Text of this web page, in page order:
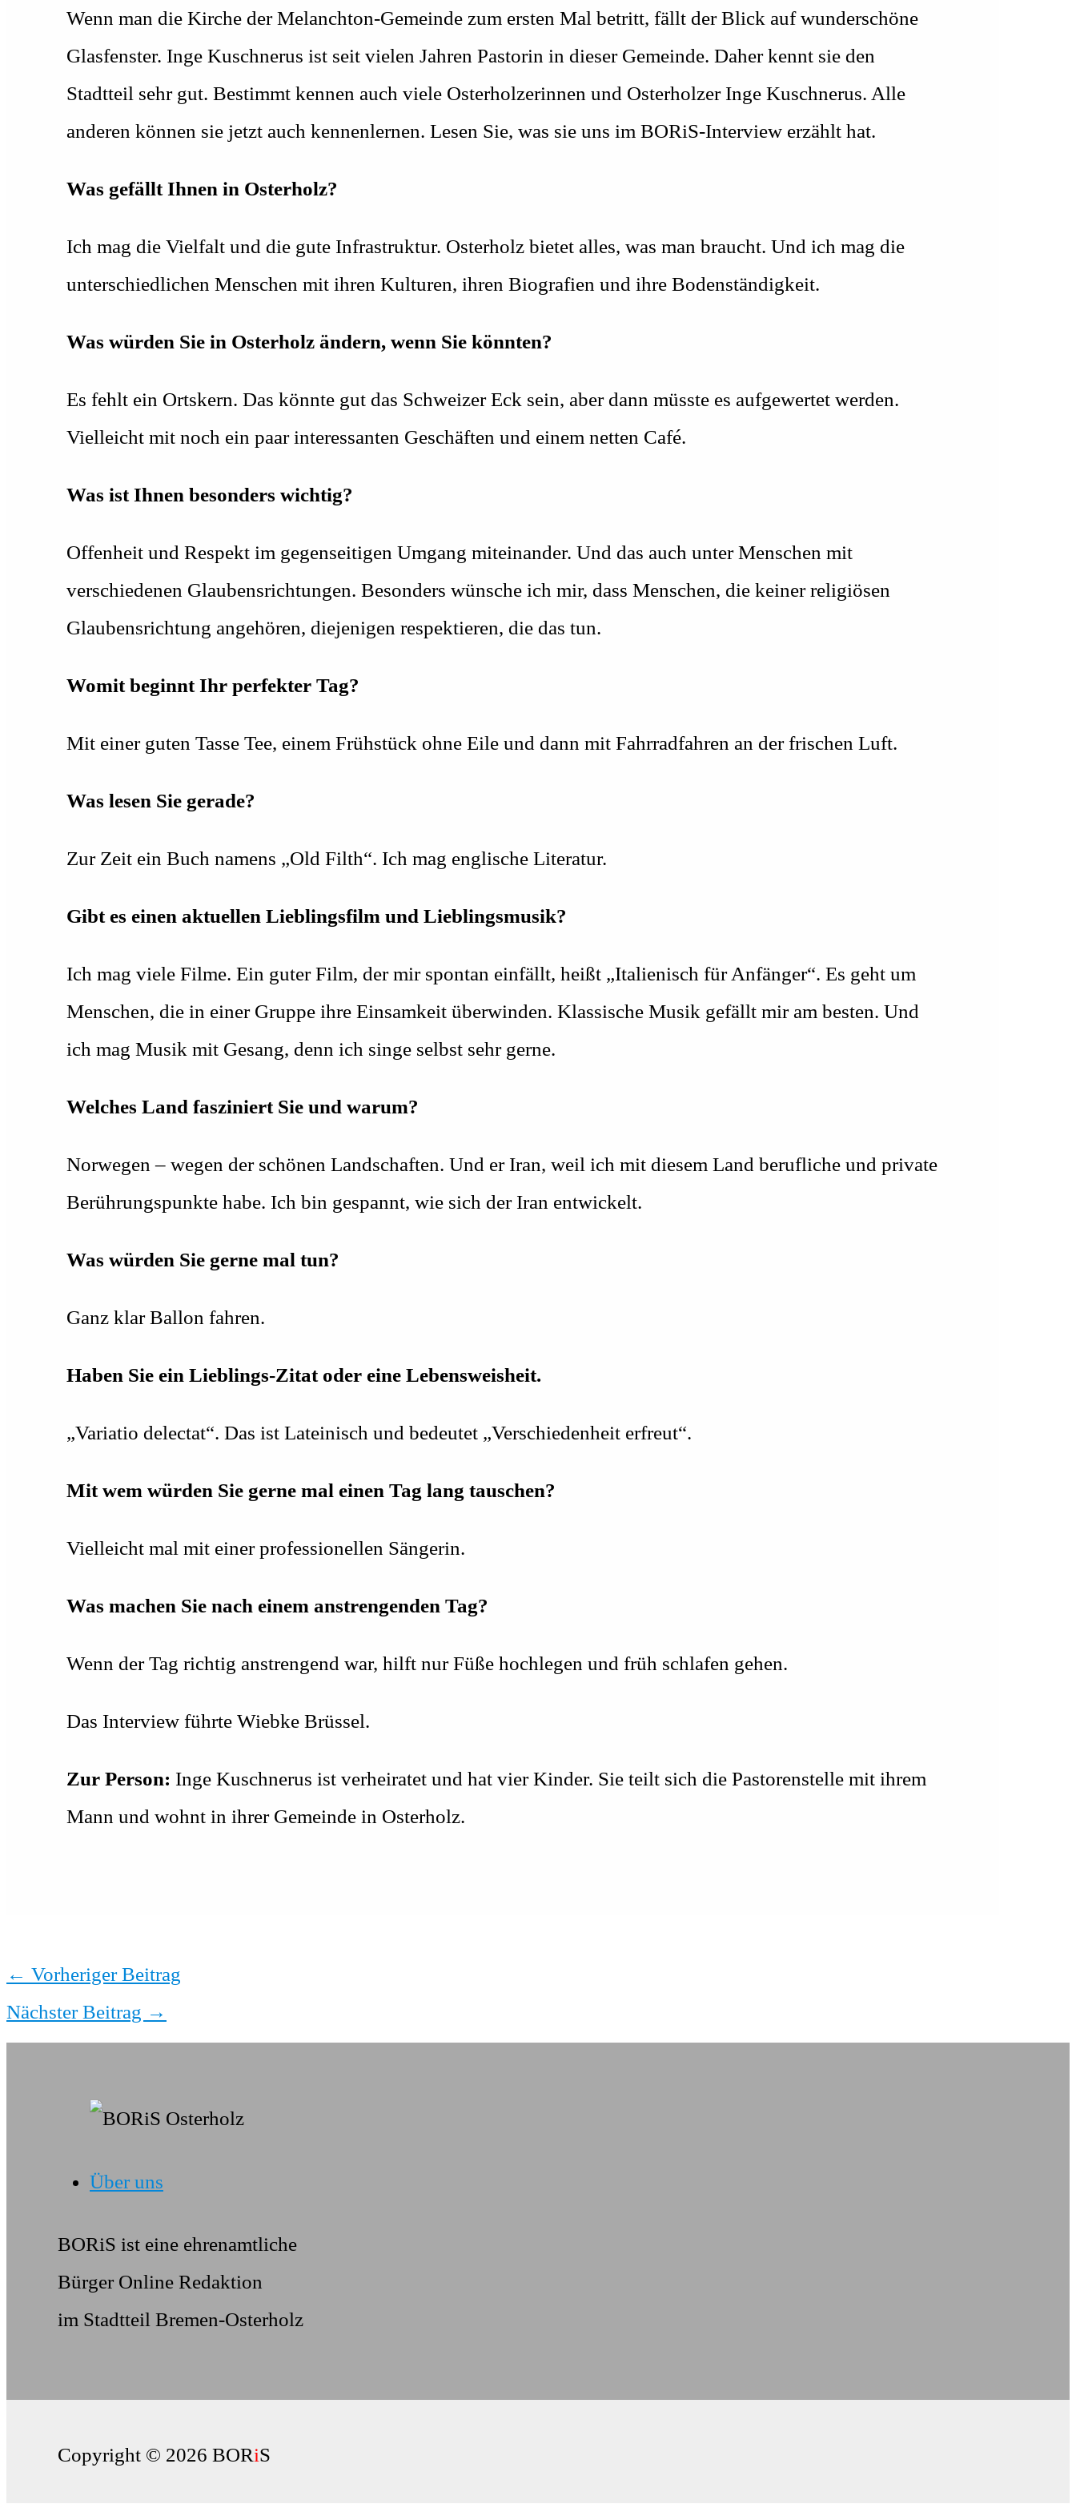
Wenn man die Kirche der Melanchton-Gemeinde zum ersten Mal betritt, fällt der Blick auf wunderschöne
Glasfenster. Inge Kuschnerus ist seit vielen Jahren Pastorin in dieser Gemeinde. Daher kennt sie den
Stadtteil sehr gut. Bestimmt kennen auch viele Osterholzerinnen und Osterholzer Inge Kuschnerus. Alle
anderen können sie jetzt auch kennenlernen. Lesen Sie, was sie uns im BORiS-Interview erzählt hat.
Was gefällt Ihnen in Osterholz?
Ich mag die Vielfalt und die gute Infrastruktur. Osterholz bietet alles, was man braucht. Und ich mag die
unterschiedlichen Menschen mit ihren Kulturen, ihren Biografien und ihre Bodenständigkeit.
Was würden Sie in Osterholz ändern, wenn Sie könnten?
Es fehlt ein Ortskern. Das könnte gut das Schweizer Eck sein, aber dann müsste es aufgewertet werden.
Vielleicht mit noch ein paar interessanten Geschäften und einem netten Café.
Was ist Ihnen besonders wichtig?
Offenheit und Respekt im gegenseitigen Umgang miteinander. Und das auch unter Menschen mit
verschiedenen Glaubensrichtungen. Besonders wünsche ich mir, dass Menschen, die keiner religiösen
Glaubensrichtung angehören, diejenigen respektieren, die das tun.
Womit beginnt Ihr perfekter Tag?
Mit einer guten Tasse Tee, einem Frühstück ohne Eile und dann mit Fahrradfahren an der frischen Luft.
Was lesen Sie gerade?
Zur Zeit ein Buch namens „Old Filth“. Ich mag englische Literatur.
Gibt es einen aktuellen Lieblingsfilm und Lieblingsmusik?
Ich mag viele Filme. Ein guter Film, der mir spontan einfällt, heißt „Italienisch für Anfänger“. Es geht um
Menschen, die in einer Gruppe ihre Einsamkeit überwinden. Klassische Musik gefällt mir am besten. Und
ich mag Musik mit Gesang, denn ich singe selbst sehr gerne.
Welches Land fasziniert Sie und warum?
Norwegen – wegen der schönen Landschaften. Und er Iran, weil ich mit diesem Land berufliche und private
Berührungspunkte habe. Ich bin gespannt, wie sich der Iran entwickelt.
Was würden Sie gerne mal tun?
Ganz klar Ballon fahren.
Haben Sie ein Lieblings-Zitat oder eine Lebensweisheit.
„Variatio delectat“. Das ist Lateinisch und bedeutet „Verschiedenheit erfreut“.
Mit wem würden Sie gerne mal einen Tag lang tauschen?
Vielleicht mal mit einer professionellen Sängerin.
Was machen Sie nach einem anstrengenden Tag?
Wenn der Tag richtig anstrengend war, hilft nur Füße hochlegen und früh schlafen gehen.
Das Interview führte Wiebke Brüssel.
Zur Person: Inge Kuschnerus ist verheiratet und hat vier Kinder. Sie teilt sich die Pastorenstelle mit ihrem
Mann und wohnt in ihrer Gemeinde in Osterholz.
← Vorheriger Beitrag
Nächster Beitrag →
Über uns
BORiS ist eine ehrenamtliche
Bürger Online Redaktion
im Stadtteil Bremen-Osterholz
Copyright © 2026 BORiS